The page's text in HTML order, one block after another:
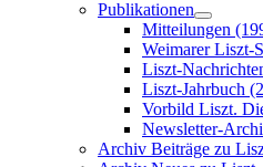
Publikationen
Mitteilungen
Weimarer Liszt-
Liszt-
Liszt-Jahrbuch
Vorbild Liszt.
Newsletter-
Archiv Beiträge zu